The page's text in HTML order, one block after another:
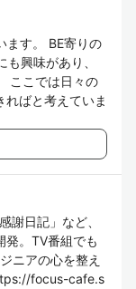
ます。 BE寄りの
興味があり、
ここでは日々の
ばと考えていま
謝日記」など、
発。TV番組でも
ニアの心を整え
focus-cafe.s